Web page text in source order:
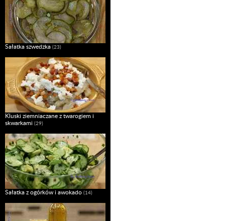
Sałatka szwedzka (23)
Kluski ziemniaczane z twarogiem i
skwarkami (29)
Sałatka z ogórków i awokado (14)